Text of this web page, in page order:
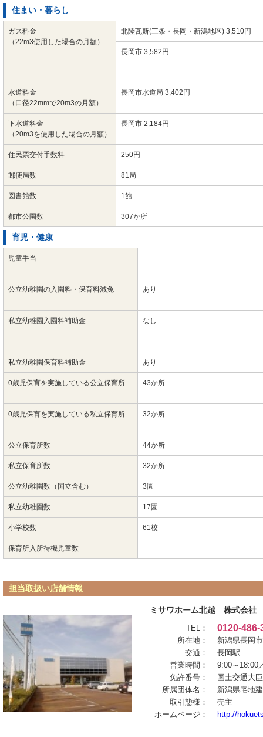
住まい・暮らし
ガス料金
（22m3使用した場合の月額）
北陸瓦斯(三条・長岡・新潟地区) 3,510円
長岡市 3,582円
水道料金
（口径22mmで20m3の月額）
長岡市水道局 3,402円
下水道料金
（20m3を使用した場合の月額）
長岡市 2,184円
住民票交付手数料 250円
郵便局数 81局
図書館数 1館
都市公園数 307か所
育児・健康
児童手当
公立幼稚園の入園料・保育料減免 あり
私立幼稚園入園料補助金 なし
私立幼稚園保育料補助金 あり
0歳児保育を実施している公立保育所 43か所
0歳児保育を実施している私立保育所 32か所
公立保育所数 44か所
私立保育所数 32か所
公立幼稚園数（国立含む） 3園
私立幼稚園数 17園
小学校数 61校
保育所入所待機児童数
担当取扱い店舗情報
ミサワホーム北越 株式会社
TEL： 0120-486-
所在地：
新潟県長岡
交通：
長岡駅
営業時間：
9:00～18:00
免許番号：
国土交通大
所属団体名：
新潟県宅地
取引態様：
売主
ホームページ：
http://